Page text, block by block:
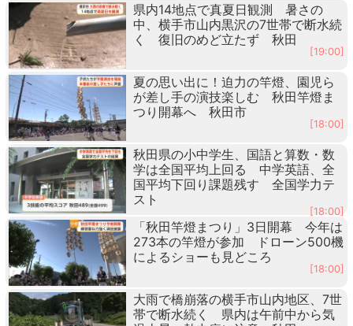
県内14地点で真夏日観測 暑さの
中、横手市山内黒沢の7世帯で断水続
く 復旧のめど立たず 秋田
[19:00]
夏の思い出に！迫力の竿燈、園児ら
が差し手の演技楽しむ 秋田竿燈ま
つり開幕へ 秋田市
[18:00]
秋田県の小中学生、国語と算数・数
学は全国平均上回る 中学英語、全
国平均下回り課題残す 全国学力テ
スト
[18:00]
「秋田竿燈まつり」3日開幕 今年は
273本の竿燈が参加 ドローン500機
によるショーも見どころ
[18:00]
大雨で橋崩落の横手市山内地区、7世
帯で断水続く 県内は午前中から気